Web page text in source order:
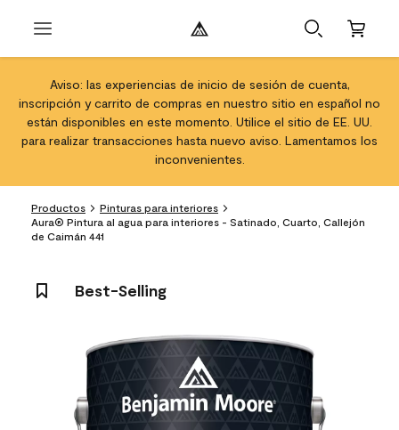
Aviso: las experiencias de inicio de sesión de cuenta,
inscripción y carrito de compras en nuestro sitio en español no
están disponibles en este momento. Utilice el sitio de EE. UU.
para realizar transacciones hasta nuevo aviso. Lamentamos los
inconvenientes.
Productos
Pinturas para interiores
Aura® Pintura al agua para interiores - Satinado, Cuarto, Callejón
de Caimán 441
Best-Selling